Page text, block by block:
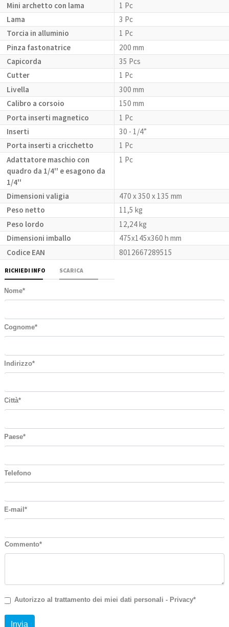
Mini archetto con lama
1 Pc
Lama
3 Pc
Torcia in alluminio
1 Pc
Pinza fastonatrice
200 mm
Capicorda
35 Pcs
Cutter
1 Pc
Livella
300 mm
Calibro a corsoio
150 mm
Porta inserti magnetico
1 Pc
Inserti
30 - 1/4”
Porta inserti a cricchetto
1 Pc
Adattatore maschio con
quadro da 1/4'' e esagono da
1/4''
1 Pc
Dimensioni valigia
470 x 350 x 135 mm
Peso netto
11,5 kg
Peso lordo
12,24 kg
Dimensioni imballo
475x145x360 h mm
Codice EAN
8012667289515
RICHIEDI INFO SCARICA